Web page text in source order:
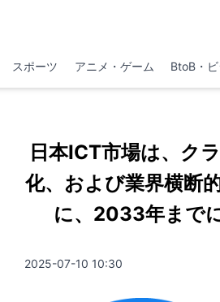
スポーツ アニメ・ゲーム BtoB・
日本ICT市場は、ク
化、および業界横断
に、2033年まで
2025-07-10 10:30